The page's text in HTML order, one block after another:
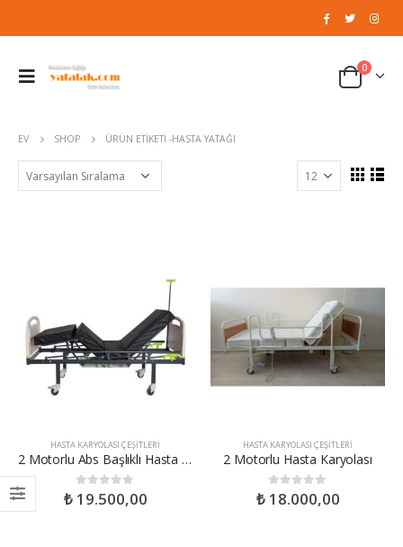
0
EV SHOP ÜRÜN ETIKETI -HASTA YATAĞI
HASTA KARYOLASI ÇEŞITLERI
2 Motorlu Abs Başlıklı Hasta Karyolası
0 out of 5
₺19.500,00
HASTA KARYOLASI ÇEŞITLERI
2 Motorlu Hasta Karyolası
0 out of 5
₺18.000,00